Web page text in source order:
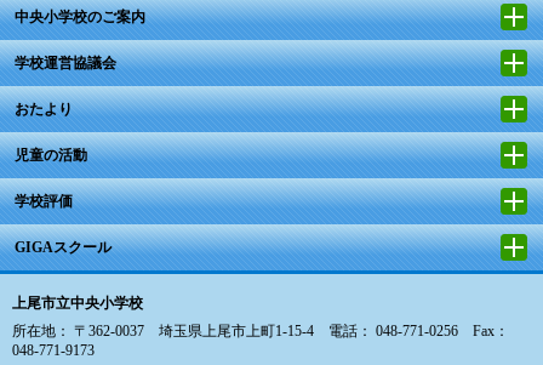
中央小学校のご案内
学校運営協議会
おたより
児童の活動
学校評価
GIGAスクール
上尾市立中央小学校
所在地： 〒362-0037 埼玉県上尾市上町1-15-4 電話： 048-771-0256 Fax：
048-771-9173